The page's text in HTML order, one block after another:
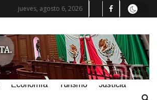
jueves, agosto 6, 2026
Economía Turismo Justicia